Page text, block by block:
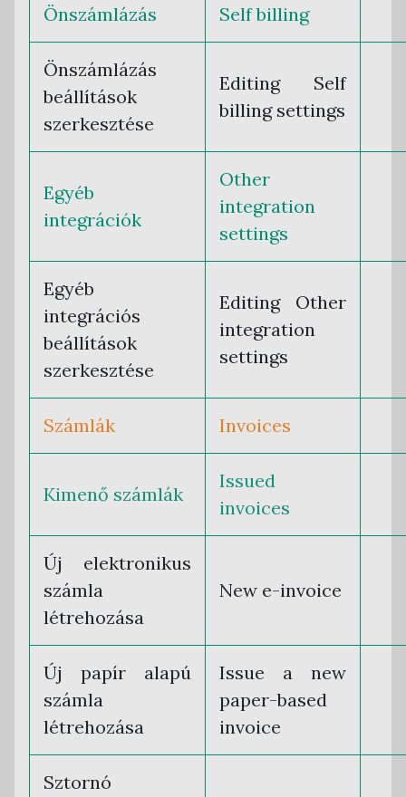
Önszámlázás Self billing
Önszámlázás
beállítások
szerkesztése
Editing Self
billing settings
Egyéb
integrációk
Other
integration
settings
Egyéb
integrációs
beállítások
szerkesztése
Editing Other
integration
settings
Számlák Invoices
Kimenő számlák
Issued
invoices
Új elektronikus
számla
létrehozása
New e-invoice
Új papír alapú
számla
létrehozása
Issue a new
paper-based
invoice
Sztornó